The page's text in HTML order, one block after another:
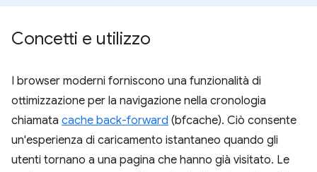
Concetti e utilizzo
I browser moderni forniscono una funzionalità di
ottimizzazione per la navigazione nella cronologia
chiamata cache back-forward (bfcache). Ciò consente
un'esperienza di caricamento istantaneo quando gli
utenti tornano a una pagina che hanno già visitato. Le